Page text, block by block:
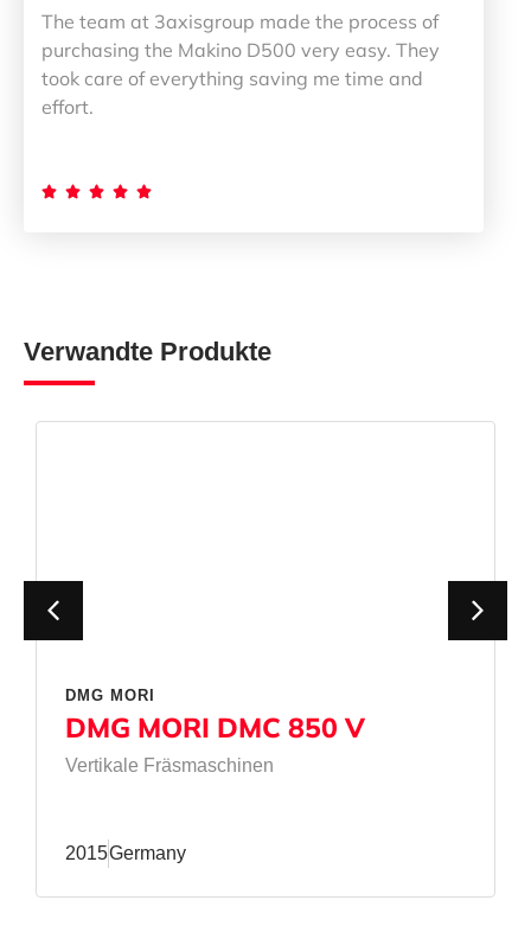
The team at 3axisgroup made the process of
purchasing the Makino D500 very easy. They
took care of everything saving me time and
effort.
    
Verwandte Produkte
DMG MORI
DMG MORI DMC 850 V
Vertikale Fräsmaschinen
2015Germany